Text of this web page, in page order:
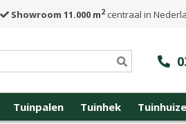
Showroom 11.000 m2centraal in
Tuinpalen Tuinhek